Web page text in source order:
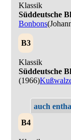
Klassik
Süddeutsche
Bonbons
B3
Klassik
Süddeutsche
(1966)
auch
B4